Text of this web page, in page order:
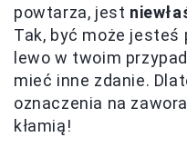
powtarza, jest
Tak, być może jesteś
lewo w twoim
mieć inne zdanie.
oznaczenia na
kłamią!